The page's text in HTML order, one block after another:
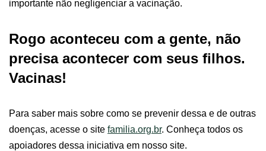
importante não negligenciar a vacinação.
Rogo aconteceu com a gente, não
precisa acontecer com seus filhos.
Vacinas!
Para saber mais sobre como se prevenir dessa e de outras
doenças, acesse o site familia.org.br. Conheça todos os
apoiadores dessa iniciativa em nosso site.